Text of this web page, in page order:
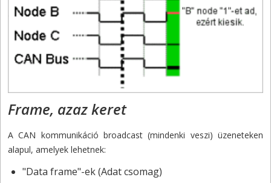
Frame, azaz keret
A CAN kommunikáció broadcast (mindenki veszi) üzeneteken
alapul, amelyek lehetnek:
"Data frame"-ek (Adat csomag)